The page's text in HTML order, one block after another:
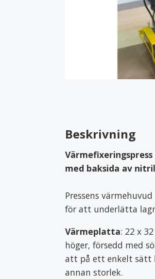
Skyddskläder & förkläden
Beskrivning
med baksida av
Pressens
för att underlätta
Värmeplatta: 22 x
höger, försedd med
att på ett enkelt sätt
annan storlek.